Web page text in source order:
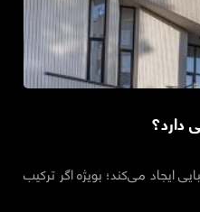
دارد؟
ایجاد می‌کند؛ بویژه اگر ترکیب